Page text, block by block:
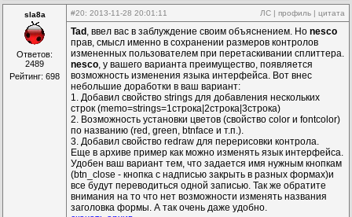
Add(ChildPanelEx,1134722,462,133)
  {
  }
  BEGIN_SDK
Add(EditMultiEx,2610777,21,21)
    {
     Width=398
     Height=319
    }
Add(Panel,7362733,35,105)
    {
     Left=320
     Width=225
     Height=350
     Align=5
    }
Add (MTStrTbl,9214632,294,84)
    {
     Left=2
sla8a
Ответов:
2489
Рейтинг: 698
#20: 2013-11-28 20:01:11 ЛС | профиль | цитата
Tad , ввел вас в заблуждение своим объяснением. Но nesco
прав, смысл именно в сохранении размеров контролов
измененных пользователем при перетаскивании сплиттера.
nesco, у вашего варианта преимущество, появляется
возможность изменения языка интерфейса. Вот внес
небольшие доработки в ваш вариант:
1. Добавил свойство strings для добавления нескольких
строк (memo=strings=1строка|2строка|3строка)
2. Возможность установки цветов (свойство color и fontcolor)
по названию (red, green, btnface и т.п.).
3. Добавил свойство redraw для перерисовки контрола.
Еще в архиве пример как можно изменять язык интерфейса.
Удобен ваш вариант тем, что задается имя нужным кнопкам
(btn_close - кнопка с надписью закрыть в разных формах)и
все будут переводиться одной записью. Так же обратите
внимания на то что нет возможности изменять названия
заголовка формы. А так очень даже удобно.